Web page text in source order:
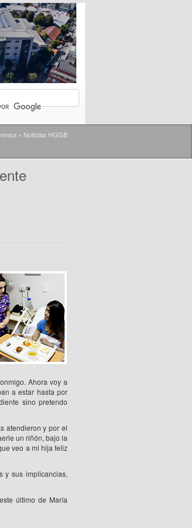
» Noticias HGGB
Ahora voy a
a estar hasta por
sino pretendo
atendieron y por el
un riñón, bajo la
veo a mi hija feliz
y sus implicancias,
último de María